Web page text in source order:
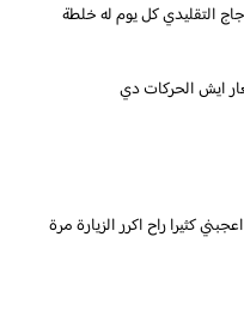
التقليدي كل يوم له خلطة
ايش الحركات دي
كثيرا راح اكرر الزيارة مرة